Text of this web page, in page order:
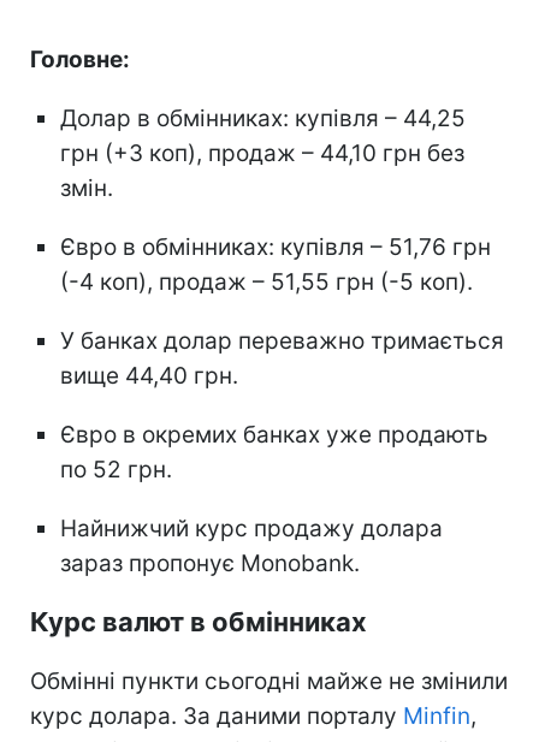
Головне:
Долар в обмінниках: купівля – 44,25
грн (+3 коп), продаж – 44,10 грн без
змін.
Євро в обмінниках: купівля – 51,76 грн
(-4 коп), продаж – 51,55 грн (-5 коп).
У банках долар переважно тримається
вище 44,40 грн.
Євро в окремих банках уже продають
по 52 грн.
Найнижчий курс продажу долара
зараз пропонує Monobank.
Курс валют в обмінниках
Обмінні пункти сьогодні майже не змінили
курс долара. За даними порталу Minfin,